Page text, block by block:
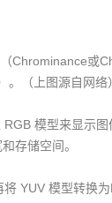
Chrominance或
（上图源自网络）
模型来显示
存储空间。
YUV 模型转换为